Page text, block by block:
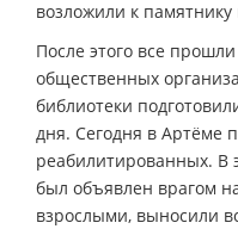
возложили к памятнику
После этого все
общественных
библиотеки
дня. Сегодня в Артёме
реабилитированных. В
был объявлен врагом
взрослыми, выносили